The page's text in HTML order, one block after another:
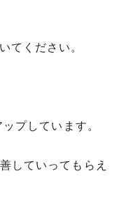
てください。
ップしています。
していってもらえ